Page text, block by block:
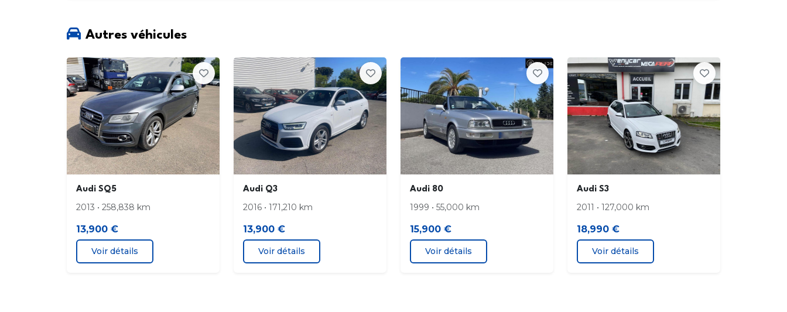
plancher
zones de déformation définies à l'AV et à l'AR
(12 ans de garantie contre la corrosion)
Ceintures de sécurité 3 points à enrouleur
pour tous les sièges avec prétensionneur
réversible
détecteur de port avec signaux acoustiques
et visuel à l'AV
sécurité enfants sur le verrouillage à l'AV et à
l'AR
Châssis dynamique à l'AV jambes de force
McPherson avec bras triangulés transversaux
inférieurs
châssis auxiliaire en aluminium ; à l'AR essieu à
quatre bras avec systèmes d'amortissement
et de suspension séparé
châssis auxiliaire Ciel de pavillon en Tissu Noir Climatisation automatique Confort
en hauteur et en profondeur
pouvant être utilisé comme porte-boissons
avec volet ouvert
contact mémorisant différentes données
Contrôle de la pression des pneus avec
Couvre-bagages coulissant
Direction électromécanique à assistance
Autres véhicules
Audi SQ5
2013 • 258,838 km
13,900 €
Voir détails
Audi Q3
2016 • 171,210 km
13,900 €
Voir détails
Audi 80
1999 • 55,000 km
15,900 €
Voir détails
Audi S3
2011 • 127,000 km
18,990 €
Voir détails